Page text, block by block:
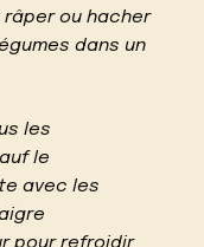
râper ou hacher
dans un
les
le
avec les
pour refroidir